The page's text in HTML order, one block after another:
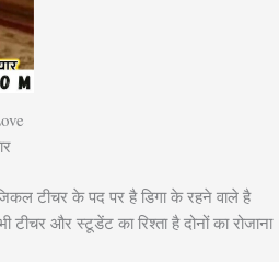
टीचर के पद पर है डिगा के रहने वाले है
और स्टूडेंट का रिश्ता है दोनों का रोजाना